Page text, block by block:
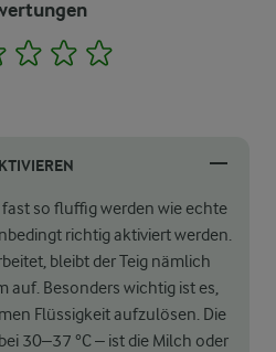
2 3 4
so fluffig werden wie echte
richtig aktiviert werden.
bleibt der Teig nämlich
auf. Besonders wichtig ist es,
Flüssigkeit aufzulösen. Die
30–37 °C – ist die Milch oder